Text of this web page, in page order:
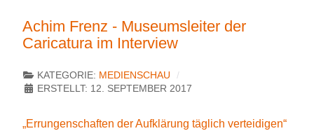
Achim Frenz - Museumsleiter der
Caricatura im Interview
KATEGORIE: MEDIENSCHAU
ERSTELLT: 12. SEPTEMBER 2017
„Errungenschaften der Aufklärung täglich verteidigen“